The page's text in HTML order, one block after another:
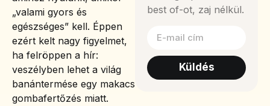
„valami gyors és
egészséges” kell. Éppen
ezért kelt nagy figyelmet,
ha felröppen a hír:
veszélyben lehet a világ
banántermése egy makacs
gombafertőzés miatt.
best of-ot, zaj nélkül.
Küldés